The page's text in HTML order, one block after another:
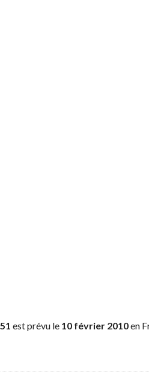
est prévu le 10 février 2010en